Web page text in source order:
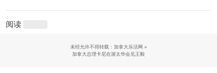
阅读
未经允许不得转载：加拿大乐活网 »
加拿大总理卡尼在渥太华会见王毅